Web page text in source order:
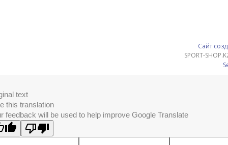
Сайт
SPORT-
text
this translation
feedback will be used to help improve Google Translate